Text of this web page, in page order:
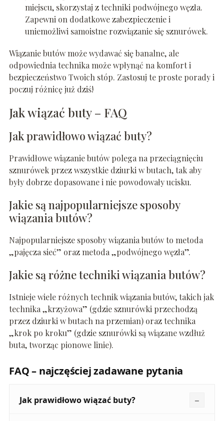
miejscu, skorzystaj z techniki podwójnego węzła.
Zapewni on dodatkowe zabezpieczenie i
uniemożliwi samoistne rozwiązanie się sznurówek.
Wiązanie butów może wydawać się banalne, ale
odpowiednia technika może wpłynąć na komfort i
bezpieczeństwo Twoich stóp. Zastosuj te proste porady i
poczuj różnicę już dziś!
Jak wiązać buty – FAQ
Jak prawidłowo wiązać buty?
Prawidłowe wiązanie butów polega na przeciągnięciu
sznurówek przez wszystkie dziurki w butach, tak aby
były dobrze dopasowane i nie powodowały ucisku.
Jakie są najpopularniejsze sposoby
wiązania butów?
Najpopularniejsze sposoby wiązania butów to metoda
„pajęcza sieć” oraz metoda „podwójnego węzła”.
Jakie są różne techniki wiązania butów?
Istnieje wiele różnych technik wiązania butów, takich jak
technika „krzyżowa” (gdzie sznurówki przechodzą
przez dziurki w butach na przemian) oraz technika
„krok po kroku” (gdzie sznurówki są wiązane wzdłuż
buta, tworząc pionowe linie).
FAQ – najczęściej zadawane pytania
Jak prawidłowo wiązać buty?